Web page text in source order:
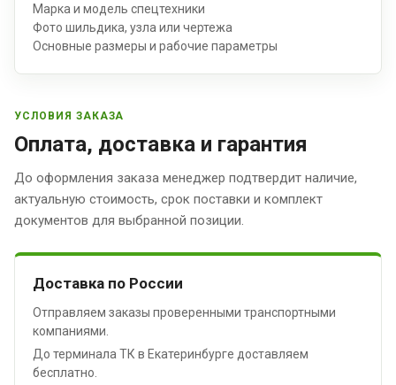
Марка и модель спецтехники
Фото шильдика, узла или чертежа
Основные размеры и рабочие параметры
УСЛОВИЯ ЗАКАЗА
Оплата, доставка и гарантия
До оформления заказа менеджер подтвердит наличие,
актуальную стоимость, срок поставки и комплект
документов для выбранной позиции.
Доставка по России
Отправляем заказы проверенными транспортными
компаниями.
До терминала ТК в Екатеринбурге доставляем
бесплатно.